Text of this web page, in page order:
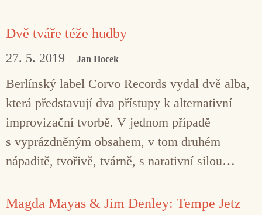
Dvě tváře téže hudby
27. 5. 2019 Jan Hocek
Berlínský label Corvo Records vydal dvě alba,
která představují dva přístupy k alternativní
improvizační tvorbě. V jednom případě
s vyprázdněným obsahem, v tom druhém
nápaditě, tvořivě, tvárně, s narativní silou…
Magda Mayas & Jim Denley: Tempe Jetz